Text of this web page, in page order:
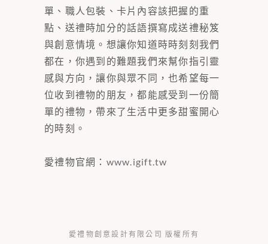
單、職人包裝、卡片內容該把握的重
點、送禮時加分的話語撰寫成送禮秘笈
與創意情境。想讓你知道時時刻刻我們
都在，你遇到的難題我們來幫你指引靈
感與方向，讓你與眾不同，也希望每一
位收到禮物的朋友，都能感受到一份簡
單的禮物，帶來了生活中更多甜蜜開心
的時刻。
愛禮物官網： www.igift.tw
愛禮物創意設計有限公司 版權所有